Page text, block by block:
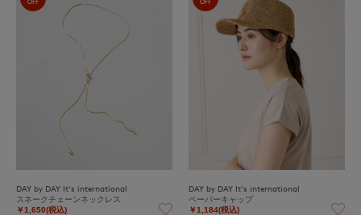
DAY by DAY It's international
スネークチェーンネックレス
￥1,650(税込)
DAY by DAY It's international
ペーパーキャップ
￥1,184(税込)